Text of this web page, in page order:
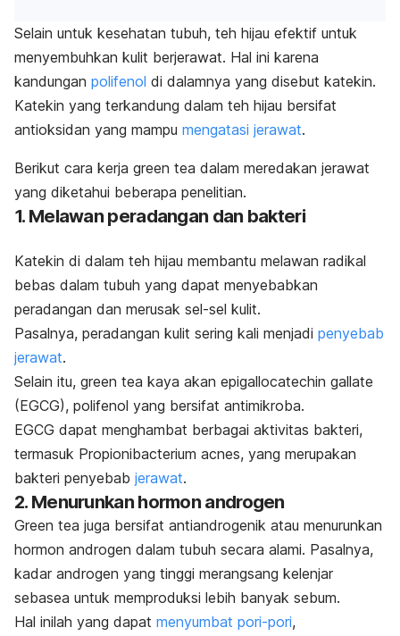
Selain untuk kesehatan tubuh, teh hijau efektif untuk
menyembuhkan kulit berjerawat. Hal ini karena
kandungan polifenol di dalamnya yang disebut katekin.
Katekin yang terkandung dalam teh hijau bersifat
antioksidan yang mampu mengatasi jerawat.
Berikut cara kerja green tea dalam meredakan jerawat
yang diketahui beberapa penelitian.
1. Melawan peradangan dan bakteri
Katekin di dalam teh hijau membantu melawan radikal
bebas dalam tubuh yang dapat menyebabkan
peradangan dan merusak sel-sel kulit.
Pasalnya, peradangan kulit sering kali menjadi penyebab
jerawat.
Selain itu, green tea kaya akan epigallocatechin gallate
(EGCG), polifenol yang bersifat antimikroba.
EGCG dapat menghambat berbagai aktivitas bakteri,
termasuk Propionibacterium acnes, yang merupakan
bakteri penyebab jerawat.
2. Menurunkan hormon androgen
Green tea juga bersifat antiandrogenik atau menurunkan
hormon androgen dalam tubuh secara alami. Pasalnya,
kadar androgen yang tinggi merangsang kelenjar
sebasea untuk memproduksi lebih banyak sebum.
Hal inilah yang dapat menyumbat pori-pori,